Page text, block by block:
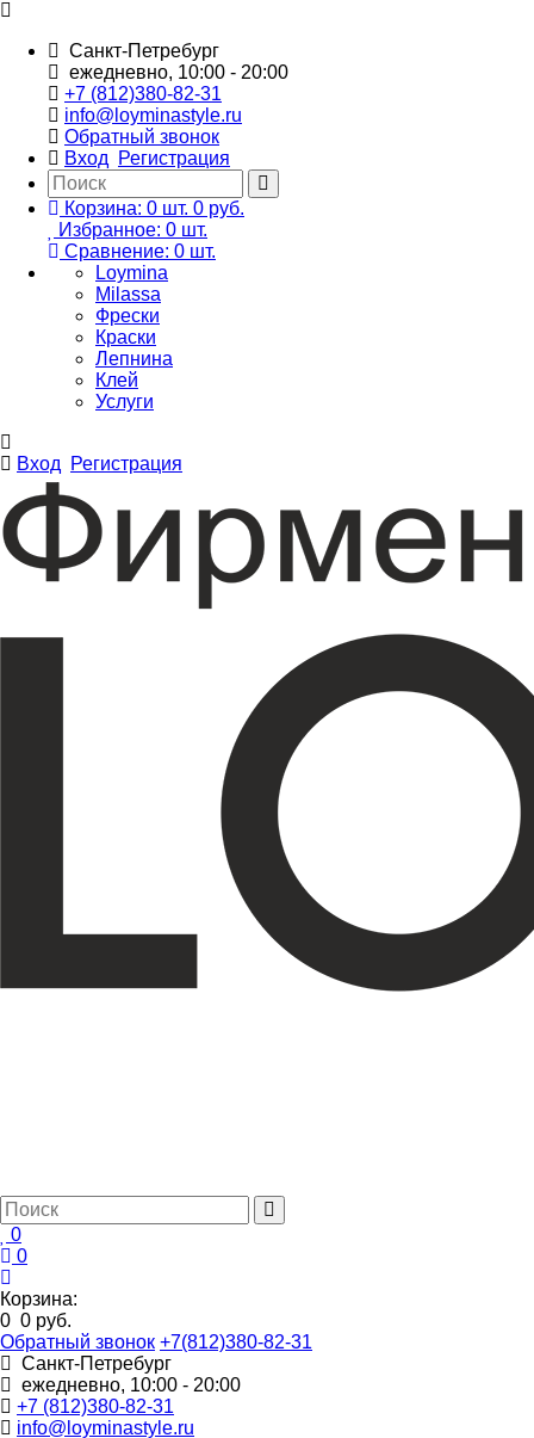
Санкт-Петребург
ежедневно, 10:00 - 20:00
+7 (812)380-82-31
info@loyminastyle.ru
Обратный звонок
Вход
Регистрация
Корзина: 0 шт. 0 руб.
Избранное: 0 шт.
Сравнение: 0 шт.
Loymina
Milassa
Фрески
Краски
Лепнина
Клей
Услуги
Вход Регистрация
0
0
Корзина:
0 0 руб.
Обратный звонок +7(812)380-82-31
Санкт-Петребург
ежедневно, 10:00 - 20:00
+7 (812)380-82-31
info@loyminastyle.ru